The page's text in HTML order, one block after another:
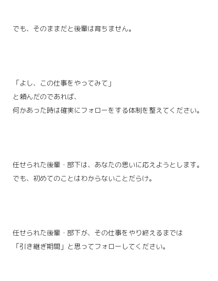
でも、そのままだと後輩は育ちません。
「よし、この仕事をやってみて」
と頼んだのであれば、
何かあった時は確実にフォローをする体制を整えてください。
任せられた後輩・部下は、あなたの思いに応えようとします。
でも、初めてのことはわからないことだらけ。
任せられた後輩・部下が、その仕事をやり終えるまでは
「引き継ぎ期間」と思ってフォローしてください。